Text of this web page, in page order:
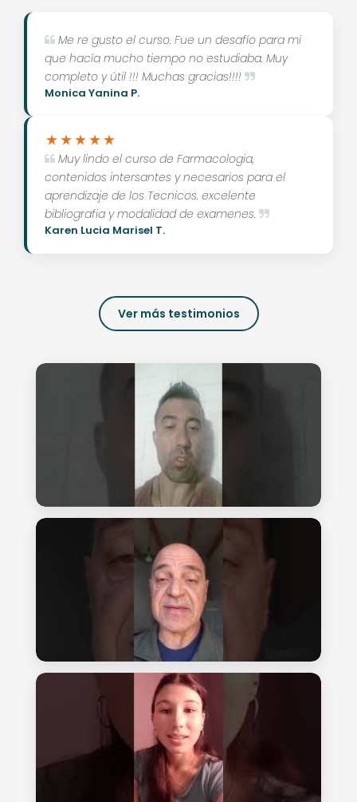
Me re gusto el curso. Fue un desafío para mi
que hacía mucho tiempo no estudiaba. Muy
completo y útil !!! Muchas gracias!!!!
Monica Yanina P.
Muy lindo el curso de Farmacologia,
contenidos intersantes y necesarios para el
aprendizaje de los Tecnicos. excelente
bibliografia y modalidad de examenes.
Karen Lucia Marisel T.
Ver más testimonios